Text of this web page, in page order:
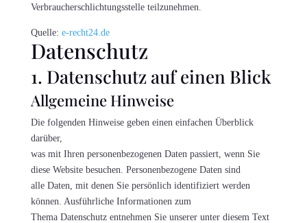
Verbraucherschlichtungsstelle teilzunehmen.
Quelle: e-recht24.de
Datenschutz
1. Datenschutz auf einen Blick
Allgemeine Hinweise
Die folgenden Hinweise geben einen einfachen Überblick
darüber,
was mit Ihren personenbezogenen Daten passiert, wenn Sie
diese Website besuchen. Personenbezogene Daten sind
alle Daten, mit denen Sie persönlich identifiziert werden
können. Ausführliche Informationen zum
Thema Datenschutz entnehmen Sie unserer unter diesem Text